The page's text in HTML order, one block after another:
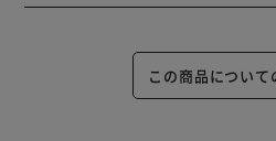
この商品について